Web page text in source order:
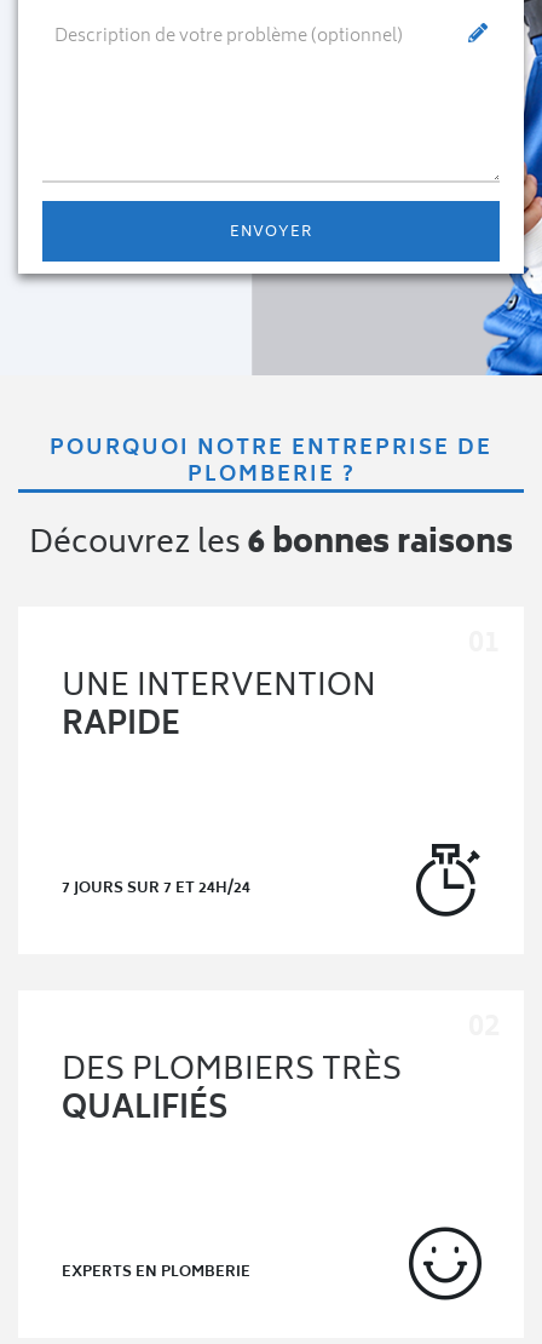
POURQUOI NOTRE ENTREPRISE DE
PLOMBERIE ?
Découvrez les6 bonnes raisons
UNE INTERVENTION
RAPIDE
7 JOURS SUR 7 ET 24H/24
DES PLOMBIERS TRÈS
QUALIFIÉS
EXPERTS EN PLOMBERIE